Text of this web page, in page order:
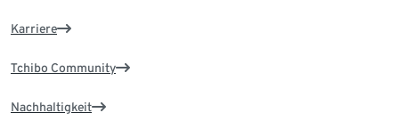
Karriere
Tchibo Community
Nachhaltigkeit